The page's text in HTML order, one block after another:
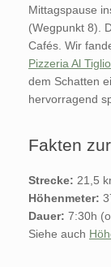
Mittagspause
(Wegpunkt 8).
Cafés. Wir
Pizzeria Al Tiglio
dem Schatten
hervorragend
Fakten
Strecke: 21,5
Höhenmeter:
Dauer: 7:30h
Siehe auch